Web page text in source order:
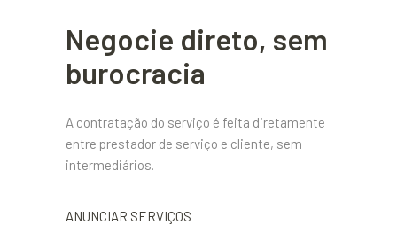
Negocie direto, sem
burocracia
A contratação do serviço é feita diretamente
entre prestador de serviço e cliente, sem
intermediários.
ANUNCIAR SERVIÇOS